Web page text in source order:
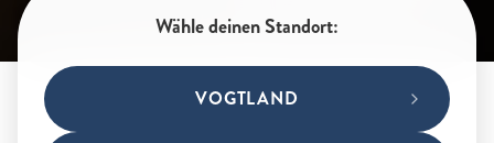
Wähle deinen Standort:
VOGTLAND